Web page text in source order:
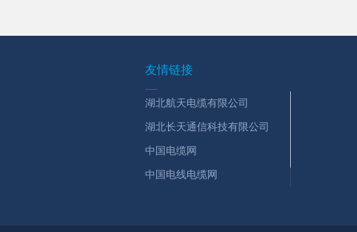
友情链接
湖北航天电缆有限公司
湖北长天通信科技有限公司
中国电缆网
中国电线电缆网